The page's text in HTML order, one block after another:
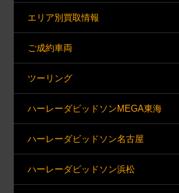
エリア別買取情報
ご成約車両
ツーリング
ハーレーダビッドソンMEGA東海
ハーレーダビッドソン名古屋
ハーレーダビッドソン浜松